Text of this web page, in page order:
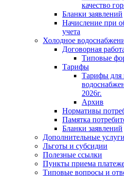
качество
Бланки заявлений
Начисление при
учета
Холодное
Договорная
Типовые
Тарифы
Тарифы для
2026г.
Архив
Нормативы
Памятка
Бланки заявлений
Дополнительные услуги
Льготы и субсидии
Полезные ссылки
Пункты приема
Типовые вопросы и